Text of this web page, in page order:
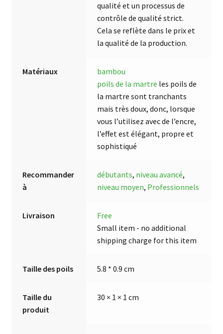
qualité et un processus de
contrôle de qualité strict.
Cela se reflète dans le prix et
la qualité de la production.
Matériaux
bambou
poils de la martre les poils de
la martre sont tranchants
mais très doux, donc, lorsque
vous l’utilisez avec de l’encre,
l’effet est élégant, propre et
sophistiqué
Recommander
à
débutants, niveau avancé,
niveau moyen, Professionnels
Livraison
Free
Small item - no additional
shipping charge for this item
Taille des poils 5.8 * 0.9 cm
Taille du
produit
30 × 1 × 1 cm